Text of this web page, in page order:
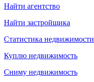
Найти агентство
Найти застройщика
Статистика недвижимости
Куплю недвижимость
Сниму недвижимость